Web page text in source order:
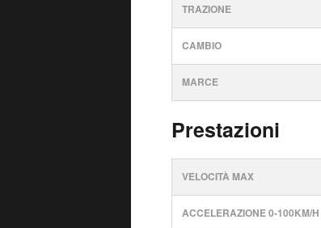
TRAZIONE
CAMBIO
MARCE
Prestazioni
VELOCITÀ MAX
ACCELERAZIONE 0-100KM/H